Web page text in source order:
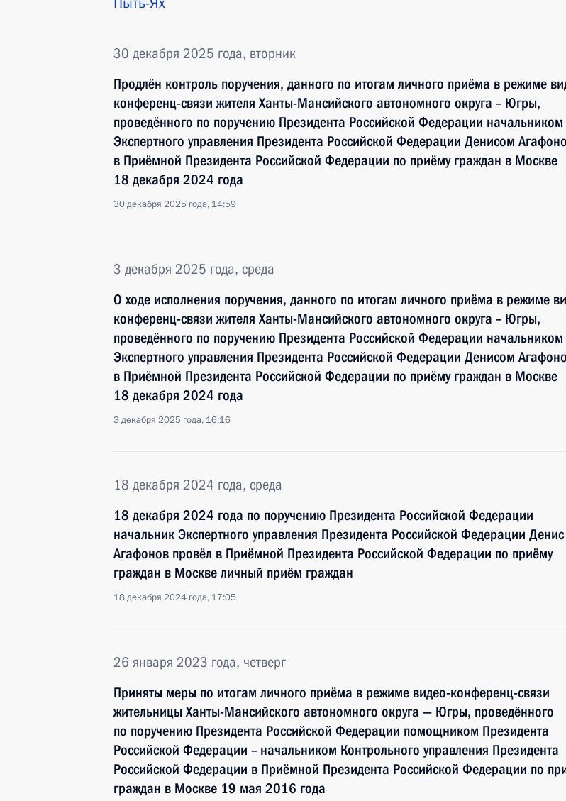
30 декабря 2025 года, вторник
Продлён контроль поручения, данного по итогам личного приёма в режиме
конференц-связи жителя Ханты-Мансийского автономного округа – Югры,
проведённого по поручению Президента Российской Федерации начальником
Экспертного управления Президента Российской Федерации Денисом
в Приёмной Президента Российской Федерации по приёму граждан в Москве
18 декабря 2024 года
30 декабря 2025 года, 14:59
3 декабря 2025 года, среда
О ходе исполнения поручения, данного по итогам личного приёма в режиме
конференц-связи жителя Ханты-Мансийского автономного округа – Югры,
проведённого по поручению Президента Российской Федерации начальником
Экспертного управления Президента Российской Федерации Денисом
в Приёмной Президента Российской Федерации по приёму граждан в Москве
18 декабря 2024 года
3 декабря 2025 года, 16:16
18 декабря 2024 года, среда
18 декабря 2024 года по поручению Президента Российской Федерации
начальник Экспертного управления Президента Российской Федерации Денис
Агафонов провёл в Приёмной Президента Российской Федерации по приёму
граждан в Москве личный приём граждан
18 декабря 2024 года, 17:05
26 января 2023 года, четверг
Приняты меры по итогам личного приёма в режиме видео-конференц-связи
жительницы Ханты-Мансийского автономного округа — Югры, проведённого
по поручению Президента Российской Федерации помощником Президента
Российской Федерации – начальником Контрольного управления Президента
Российской Федерации в Приёмной Президента Российской Федерации по
граждан в Москве 19 мая 2016 года